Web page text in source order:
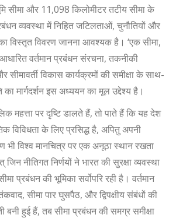
सीमा और 11,098 किलोमीटर तटीय सीमा के
व्यवस्था में निहित जटिलताओं, चुनौतियों और
विस्तृत विवरण जानना आवश्यक है। ‘एक सीमा,
वर्तमान प्रबंधन संरचना, तकनीकी
सीमावर्ती विकास कार्यक्रमों की समीक्षा के साथ-
का मार्गदर्शन इस अध्ययन का मूल उद्देश्य है।
महत्ता पर दृष्टि डालते हैं, तो पाते हैं कि यह देश
विविधता के लिए प्रसिद्ध है, अपितु अपनी
भी विश्व मानचित्र पर एक अनूठा स्थान रखता
नीतिगत निर्णयों ने भारत की सुरक्षा व्यवस्था
प्रबंधन की भूमिका सर्वोपरि रही है। वर्तमान
, सीमा पार घुसपैठ, और द्विपक्षीय संबंधों की
बनी हुई हैं, तब सीमा प्रबंधन की समग्र समीक्षा